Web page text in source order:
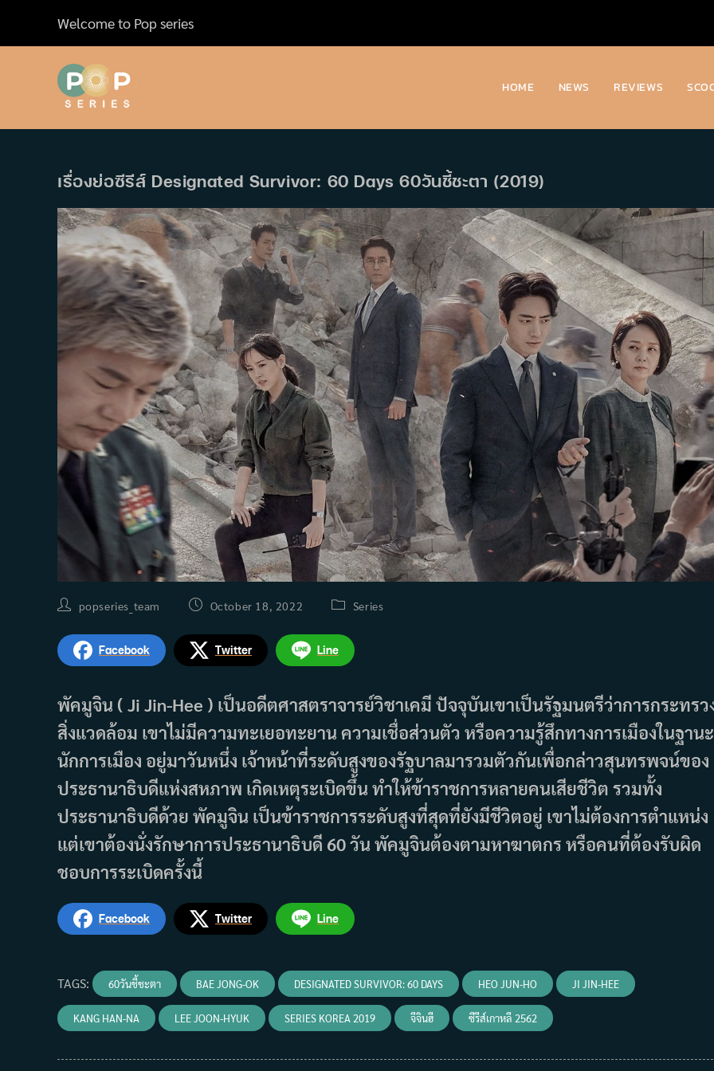
content
Welcome to Pop series
HOME NEWS REVIEWS
เรื่องย่อซีรีส์ Designated Survivor: 60 Days 60วันชี้ชะตา (2019)
Postpopseries_team
PostOctober 18, 2022
PostSeries
Facebook Twitter Line
พัคมูจิน ( Ji Jin-Hee ) เป็นอดีตศาสตราจารย์วิชาเคมี ปัจจุบันเขาเป็นรัฐมนตรีว่าการกระทรว
สิ่งแวดล้อม เขาไม่มีความทะเยอทะยาน ความเชื่อส่วนตัว หรือความรู้สึกทางการเมืองในฐานะ
นักการเมือง อยู่มาวันหนึ่ง เจ้าหน้าที่ระดับสูงของรัฐบาลมารวมตัวกันเพื่อกล่าวสุนทรพจน์ของ
ประธานาธิบดีแห่งสหภาพ เกิดเหตุระเบิดขึ้น ทำให้ข้าราชการหลายคนเสียชีวิต รวมทั้ง
ประธานาธิบดีด้วย พัคมูจิน เป็นข้าราชการระดับสูงที่สุดที่ยังมีชีวิตอยู่ เขาไม่ต้องการตำแหน่ง
แต่เขาต้องนั่งรักษาการประธานาธิบดี 60 วัน พัคมูจินต้องตามหาฆาตกร หรือคนที่ต้องรับผิด
ชอบการระเบิดครั้งนี้
Facebook Twitter Line
TAGS: 60วันชี้ชะตา BAE JONG-OK DESIGNATED SURVIVOR: 60 DAYS HEO JUN-HO JI JIN-HEE
KANG HAN-NA LEE JOON-HYUK SERIES KOREA 2019 จีจินฮี ซีรีส์เกาหลี 2562